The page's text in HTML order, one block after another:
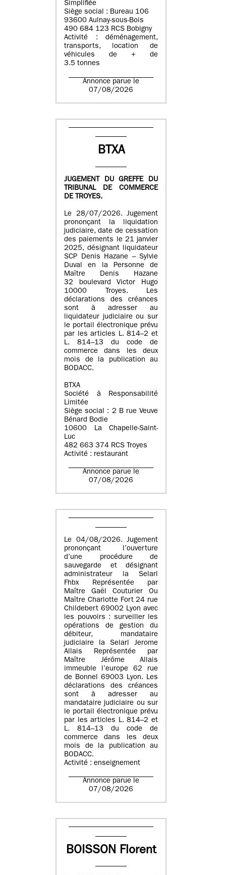
Simplifiée
Siège social : Bureau 106
93600 Aulnay-sous-Bois
490 684 123 RCS Bobigny
Activité : déménagement,
transports, location de
véhicules de + de
3.5 tonnes
Annonce parue le
07/08/2026
BTXA
JUGEMENT DU GREFFE DU
TRIBUNAL DE COMMERCE
DE TROYES.
Le 28/07/2026. Jugement
prononçant la liquidation
judiciaire, date de cessation
des paiements le 21 janvier
2025, désignant liquidateur
SCP Denis Hazane – Sylvie
Duval en la Personne de
Maître Denis Hazane
32 boulevard Victor Hugo
10000 Troyes. Les
déclarations des créances
sont à adresser au
liquidateur judiciaire ou sur
le portail électronique prévu
par les articles L. 814–2 et
L. 814–13 du code de
commerce dans les deux
mois de la publication au
BODACC.
BTXA
Société à Responsabilité
Limitée
Siège social : 2 B rue Veuve
Bénard Bodie
10600 La Chapelle-Saint-
Luc
482 663 374 RCS Troyes
Activité : restaurant
Annonce parue le
07/08/2026
Le 04/08/2026. Jugement
prononçant l’ouverture
d’une procédure de
sauvegarde et désignant
administrateur la Selarl
Fhbx Représentée par
Maître Gaël Couturier Ou
Maître Charlotte Fort 24 rue
Childebert 69002 Lyon avec
les pouvoirs : surveiller les
opérations de gestion du
débiteur, mandataire
judiciaire la Selarl Jerome
Allais Représentée par
Maître Jérôme Allais
immeuble l’europe 62 rue
de Bonnel 69003 Lyon. Les
déclarations des créances
sont à adresser au
mandataire judiciaire ou sur
le portail électronique prévu
par les articles L. 814–2 et
L. 814–13 du code de
commerce dans les deux
mois de la publication au
BODACC.
Activité : enseignement
Annonce parue le
07/08/2026
BOISSON Florent